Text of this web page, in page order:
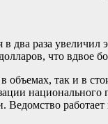
раза увеличил
что вдвое
объемах, так и в
Ведомство